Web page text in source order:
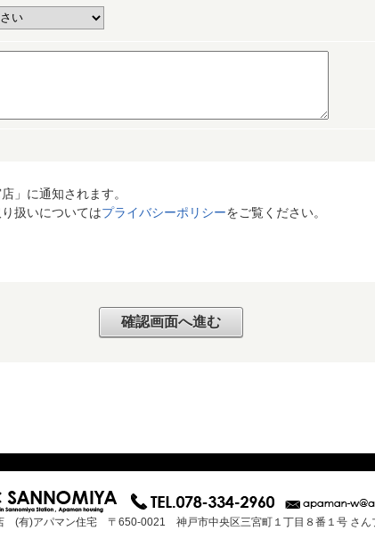
」に通知されます。
扱いについてはプライバシーポリシーをご覧ください。
(有)アパマン住宅 〒650-0021 神戸市中央区三宮町１丁目８番１号 さん